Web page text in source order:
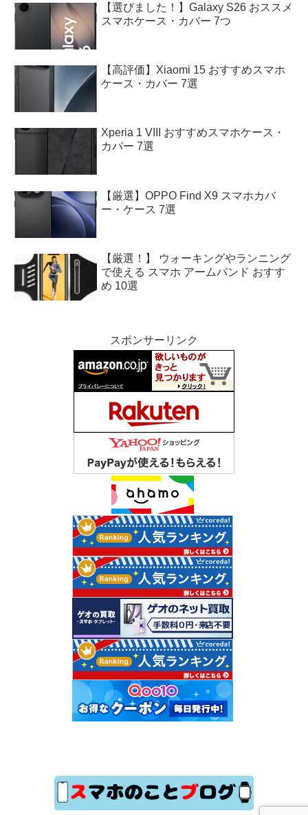
【選びました！】Galaxy S26 おススメ
スマホケース・カバー 7つ
【高評価】Xiaomi 15 おすすめスマホ
ケース・カバー 7選
Xperia 1 VIII おすすめスマホケース・
カバー 7選
【厳選】OPPO Find X9 スマホカバ
ー・ケース 7選
【厳選！】 ウォーキングやランニング
で使える スマホ アームバンド おすす
め 10選
スポンサーリンク